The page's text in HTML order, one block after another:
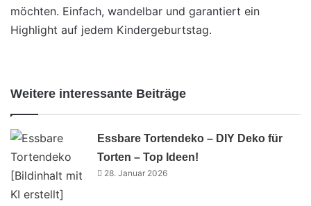
möchten. Einfach, wandelbar und garantiert ein
Highlight auf jedem Kindergeburtstag.
Weitere interessante Beiträge
Essbare Tortendeko – DIY Deko für
Torten – Top Ideen!
28. Januar 2026